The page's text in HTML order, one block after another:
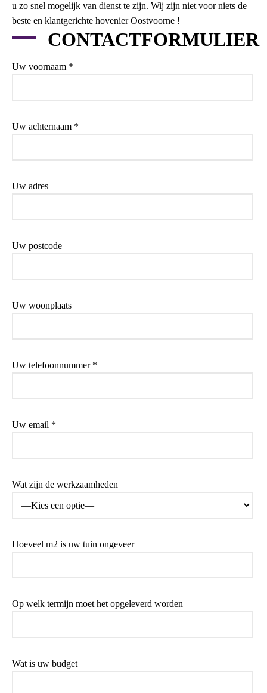
u zo snel mogelijk van dienst te zijn. Wij zijn niet voor niets de
beste en klantgerichte hovenier Oostvoorne !
CONTACTFORMULIER
Uw voornaam *
Uw achternaam *
Uw adres
Uw postcode
Uw woonplaats
Uw telefoonnummer *
Uw email *
Wat zijn de werkzaamheden
Hoeveel m2 is uw tuin ongeveer
Op welk termijn moet het opgeleverd worden
Wat is uw budget